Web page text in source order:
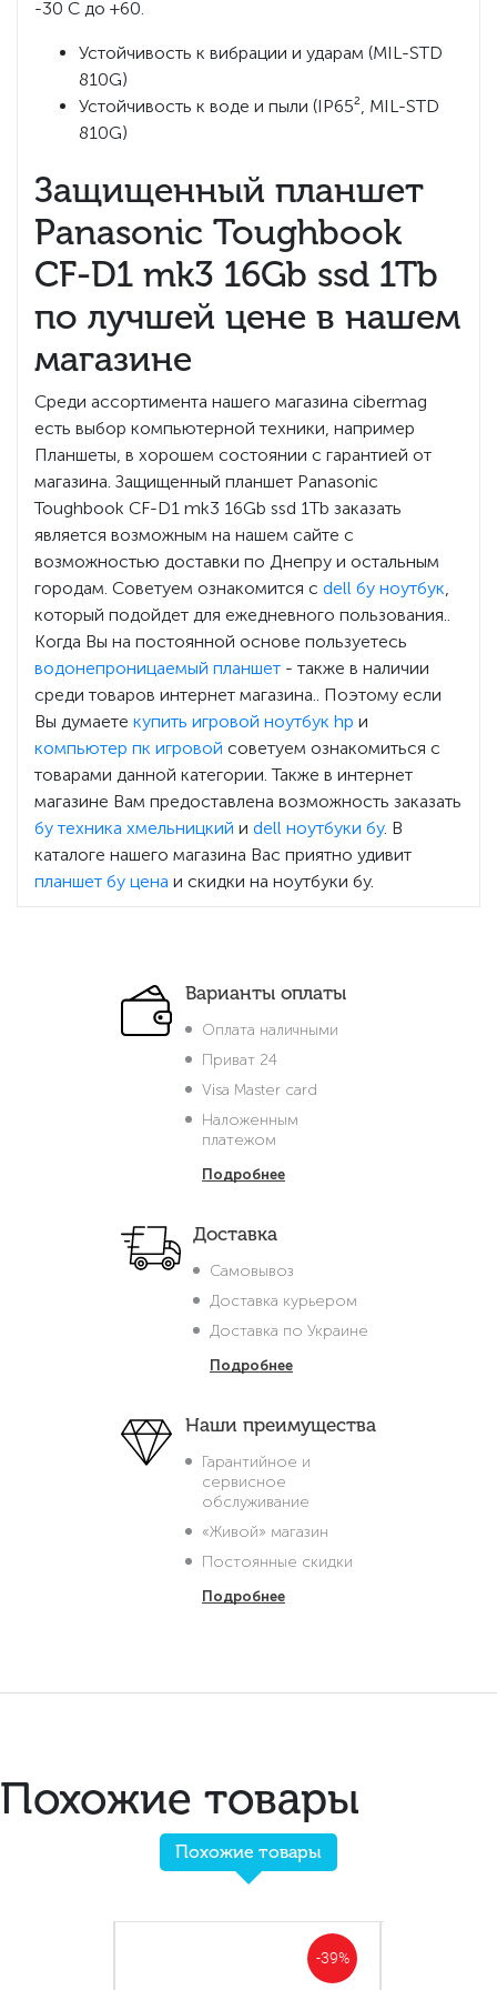
-30 С до +60.
Устойчивость к вибрации и ударам (MIL-STD
810G)
Устойчивость к воде и пыли (IP65², MIL-STD
810G)
Защищенный планшет
Panasonic Toughbook
CF-D1 mk3 16Gb ssd 1Tb
по лучшей цене в нашем
магазине
Среди ассортимента нашего магазина cibermag
есть выбор компьютерной техники, например
Планшеты, в хорошем состоянии с гарантией от
магазина. Защищенный планшет Panasonic
Toughbook CF-D1 mk3 16Gb ssd 1Tb заказать
является возможным на нашем сайте с
возможностью доставки по Днепру и остальным
городам. Советуем ознакомится с dell бу ноутбук
который подойдет для ежедневного пользования..
Когда Вы на постоянной основе пользуетесь
водонепроницаемый планшет - также в наличии
среди товаров интернет магазина.. Поэтому если
Вы думаете купить игровой ноутбук hp и
компьютер пк игровой советуем ознакомиться с
товарами данной категории. Также в интернет
магазине Вам предоставлена возможность заказать
бу техника хмельницкий и dell ноутбуки бу. В
каталоге нашего магазина Вас приятно удивит
планшет бу цена и скидки на ноутбуки бу.
Варианты оплаты
Оплата наличными
Приват 24
Visa Master card
Наложенным
платежом
Подробнее
Доставка
Самовывоз
Доставка курьером
Доставка по Украине
Подробнее
Наши преимущества
Гарантийное и
сервисное
обслуживание
«Живой» магазин
Постоянные скидки
Подробнее
Похожие товары
Похожие товары
-39%